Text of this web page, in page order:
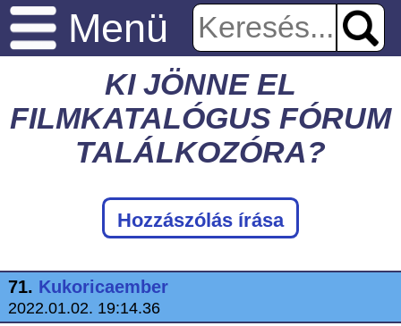
Menü
KI JÖNNE EL
FILMKATALÓGUS FÓRUM
TALÁLKOZÓRA?
Hozzászólás írása
71. Kukoricaember
2022.01.02. 19:14.36